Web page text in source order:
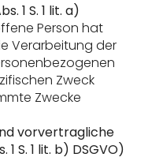
1 S. 1 lit. a)
Person hat
Verarbeitung der
Zweck
Zwecke
vorvertragliche
S. 1 lit. b) DSGVO)